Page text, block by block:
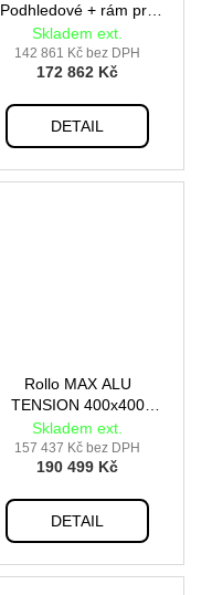
Podhledové + rám pro
vestavbu
Skladem ext.
142 861 Kč bez DPH
172 862 Kč
DETAIL
Rollo MAX ALU
TENSION 400x400
Podhledové + rám pro
vestavbu
Skladem ext.
157 437 Kč bez DPH
190 499 Kč
DETAIL